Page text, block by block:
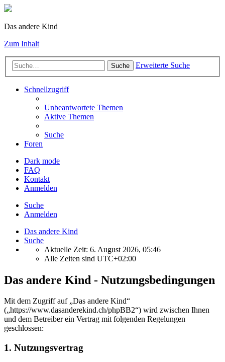
Das andere Kind
Zum Inhalt
Suche Erweiterte Suche
Schnellzugriff
Unbeantwortete Themen
Aktive Themen
Suche
Foren
Dark mode
FAQ
Kontakt
Anmelden
Suche
Anmelden
Das andere Kind
Suche
Aktuelle Zeit: 6. August 2026, 05:46
Alle Zeiten sind UTC+02:00
Das andere Kind - Nutzungsbedingungen
Mit dem Zugriff auf „Das andere Kind“
(„https://www.dasanderekind.ch/phpBB2“) wird zwischen Ihnen
und dem Betreiber ein Vertrag mit folgenden Regelungen
geschlossen:
1. Nutzungsvertrag